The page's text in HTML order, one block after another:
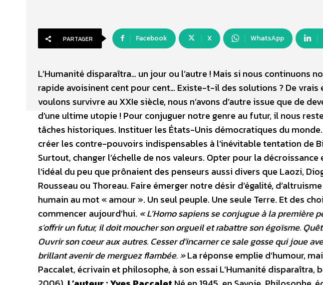
PARTAGER Facebook X WhatsApp
L’Humanité disparaîtra… un jour ou l’autre ! Mais si nous continuons
rapide avoisinent cent pour cent… Existe-t-il des solutions ? De vrais
voulons survivre au XXIe siècle, nous n’avons d’autre issue que de
d’une ultime utopie ! Pour conjuguer notre genre au futur, il nous
tâches historiques. Instituer les États-Unis démocratiques du
créer les contre-pouvoirs indispensables à l’inévitable tentation de
Surtout, changer l’échelle de nos valeurs. Opter pour la
l’idéal du peu que prônaient des penseurs aussi divers que Laozi,
Rousseau ou Thoreau. Faire émerger notre désir d’égalité,
humain au mot « amour ». Un seul peuple. Une seule Terre. Et des
commencer aujourd’hui. « L’Homo sapiens se conjugue à la première
s’offrir un futur, il doit moucher son orgueil et rabattre son égoïsme.
Ouvrir son coeur aux autres. Cesser d’incarner ce sale gosse qui joue
brillant avenir de merguez flambée. »La réponse emplie d’humour,
Paccalet, écrivain et philosophe, à son essai L’Humanité disparaîtra,